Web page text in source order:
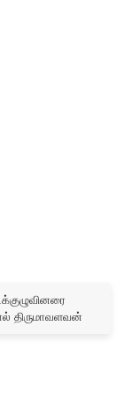
திருமாவளவன்